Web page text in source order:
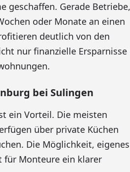
geschaffen. Gerade Betriebe,
oder Monate an einen
deutlich von den
nur finanzielle Ersparnisse
bei Sulingen
ein Vorteil. Die meisten
über private Küchen
Die Möglichkeit, eigenes
für Monteure ein klarer